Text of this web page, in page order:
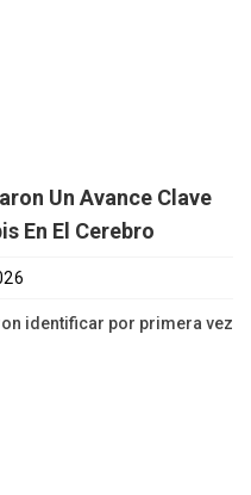
Un Avance Clave
En El Cerebro
identificar por primera vez